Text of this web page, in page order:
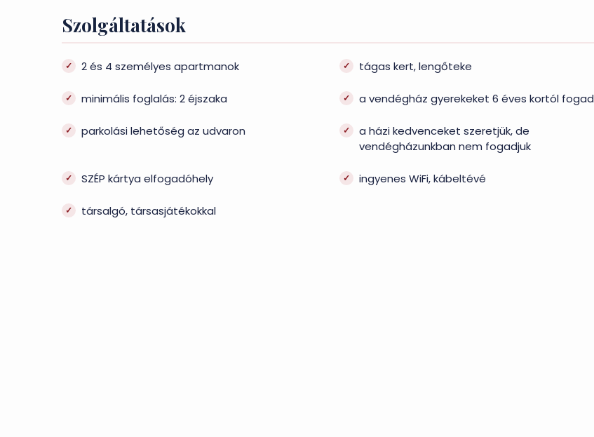
Szolgáltatások
2 és 4 személyes apartmanok tágas kert, lengőteke
minimális foglalás: 2 éjszaka a vendégház gyerekeket 6 éves kortól fogad
parkolási lehetőség az udvaron
a házi kedvenceket szeretjük, de
vendégházunkban nem fogadjuk
SZÉP kártya elfogadóhely ingyenes WiFi, kábeltévé
társalgó, társasjátékokkal